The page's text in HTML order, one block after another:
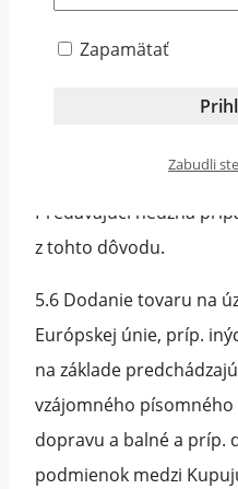
protokol o zistených
evidentnému
Predávajúci neuzná
z tohto dôvodu.
5.6 Dodanie tovaru na
Európskej únie, príp.
na základe
vzájomného písomného
dopravu a balné a príp.
podmienok medzi
Zapamätať
Zabudli